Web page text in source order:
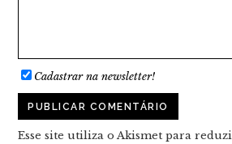
Cadastrar na newsletter!
Esse site utiliza o Akismet para